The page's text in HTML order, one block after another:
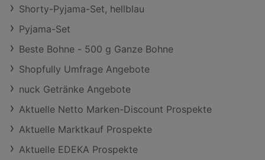
Shorty-Pyjama-Set, hellblau
Pyjama-Set
Beste Bohne - 500 g Ganze Bohne
Shopfully Umfrage Angebote
nuck Getränke Angebote
Aktuelle Netto Marken-Discount Prospekte
Aktuelle Marktkauf Prospekte
Aktuelle EDEKA Prospekte